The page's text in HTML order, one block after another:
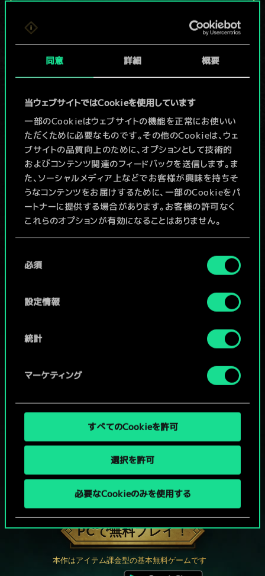
同意 詳細 概要
当ウェブサイトではCookieを使用しています
一部のCookieはウェブサイトの機能を正常にお使いい
ただくために必要なものです。その他のCookieは、ウェ
ブサイトの品質向上のために、オプションとして技術的
およびコンテンツ関連のフィードバックを送信します。ま
た、ソーシャルメディア上などでお客様が興味を持ちそ
うなコンテンツをお届けするために、一部のCookieをパ
ートナーに提供する場合があります。お客様の許可なく
これらのオプションが有効になることはありません。
詳細は、下記の「設定」メニューでご確認ください。
必須
設定情報
統計
マーケティング
すべてのCookieを許可
選択を許可
必要なCookieのみを使用する
現在はまだこれし
か共有デッキがあ
りませんが、
続々追加中！
デッキ名入力＆ガイドを作成
デッキを編集
/
グウェントでひと勝負といかない
か？
PCで無料プレイ！
本作はアイテム課金型の基本無料ゲームです